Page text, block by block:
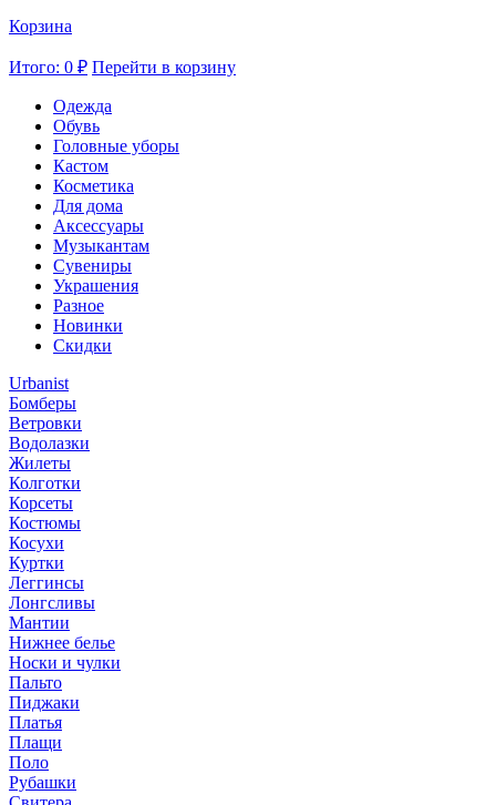
Корзина
Итого: 0 ₽ Перейти в корзину
Одежда
Обувь
Головные уборы
Кастом
Косметика
Для дома
Аксессуары
Музыкантам
Сувениры
Украшения
Разное
Новинки
Скидки
Urbanist
Бомберы
Ветровки
Водолазки
Жилеты
Колготки
Корсеты
Костюмы
Косухи
Куртки
Леггинсы
Лонгсливы
Мантии
Нижнее белье
Носки и чулки
Пальто
Пиджаки
Платья
Плащи
Поло
Рубашки